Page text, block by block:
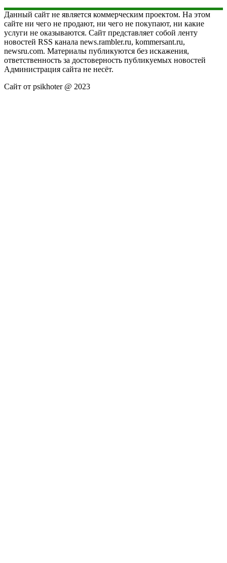
Данный сайт не является коммерческим проектом. На этом
сайте ни чего не продают, ни чего не покупают, ни какие
услуги не оказываются. Сайт представляет собой ленту
новостей RSS канала news.rambler.ru, kommersant.ru,
newsru.com. Материалы публикуются без искажения,
ответственность за достоверность публикуемых новостей
Администрация сайта не несёт.
Сайт от psikhoter @ 2023